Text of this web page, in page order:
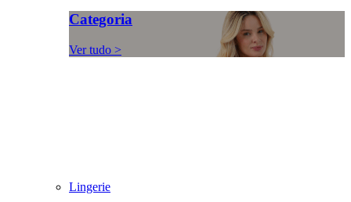
Categoria
Ver tudo >
Lingerie